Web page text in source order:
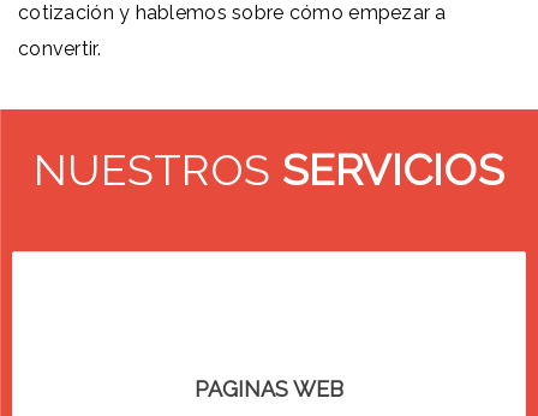
cotización y hablemos sobre cómo empezar a
convertir.
NUESTROS SERVICIOS
PAGINAS WEB